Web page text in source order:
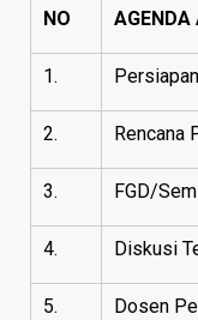
NO AGENDA
1.
2. Rencana
3. FGD/
4. Diskusi
5. Dosen